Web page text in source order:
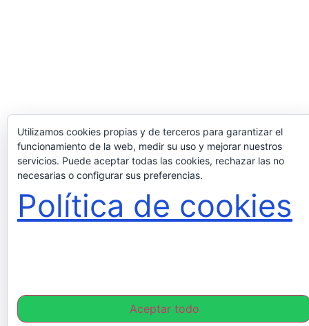
Utilizamos cookies propias y de terceros para garantizar el
funcionamiento de la web, medir su uso y mejorar nuestros
servicios. Puede aceptar todas las cookies, rechazar las no
necesarias o configurar sus preferencias.
Política de cookies
Aceptar todo